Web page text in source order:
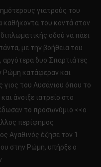
γιατρούς του
καθήκοντα του κοντά στον
οδού να πάει
με την βοήθεια του
αργότερα δυο Σπαρτιάτες
Ρώμη κατάφεραν και
γιος του Λυσάνιου όπου το
άνοιξε ιατρείο στο
το προσωνύμιο <<ο
περίφημος
Αγαθινός έζησε τον 1
στην Ρώμη, υπήρξε ο